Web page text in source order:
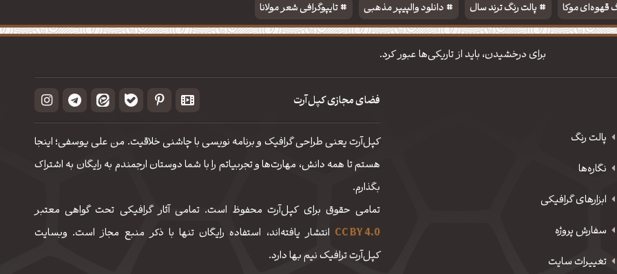
قهوه‌ای موکا پالت رنگ ترند سال دانلود والپیپر مذهبی تایپوگرافی شعر مولانا
برای درخشیدن، باید از تاریکی‌ها عبور کرد.
پالت رنگ
نگاره‌ها
ابزارهای گرافیکی
سفارش پروژه
تغییرات سایت
فضای مجازی کپل‌آرت
کپل‌آرت یعنی طراحی گرافیک و برنامه نویسی با چاشنی خلاقیت. من علی یوسفی؛ اینجا
هستم تا همه دانش، مهارت‌‌ها و تجربیاتم را با شما دوستان ارجمندم به رایگان به اشتراک
بگذارم.
تمامی حقوق برای کپل‌آرت محفوظ است. تمامی آثار گرافیکی تحت گواهی معتبر
CC BY 4.0 انتشار یافته‌اند، استفاده رایگان تنها با ذکر منبع مجاز است. وبسایت
کپل‌آرت ترافیک نیم بها دارد.